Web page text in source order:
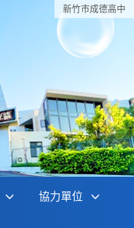
新竹巿成德高中
協力單位